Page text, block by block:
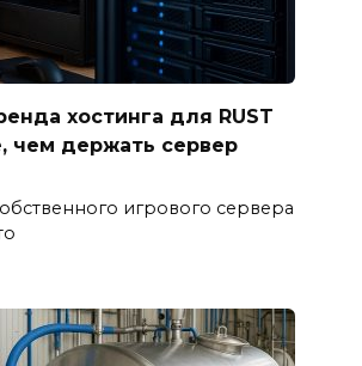
хостинга для RUST
чем держать сервер
игрового сервера